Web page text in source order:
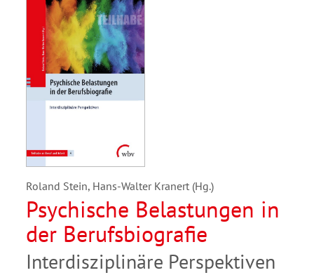
Roland Stein, Hans-Walter Kranert (Hg.)
Psychische Belastungen in
der Berufsbiografie
Interdisziplinäre Perspektiven